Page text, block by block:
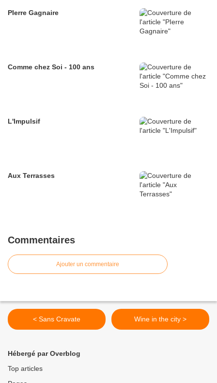
PIerre Gagnaire
Comme chez Soi - 100 ans
L'Impulsif
Aux Terrasses
Commentaires
Ajouter un commentaire
< Sans Cravate Wine in the city >
Hébergé par Overblog
Top articles